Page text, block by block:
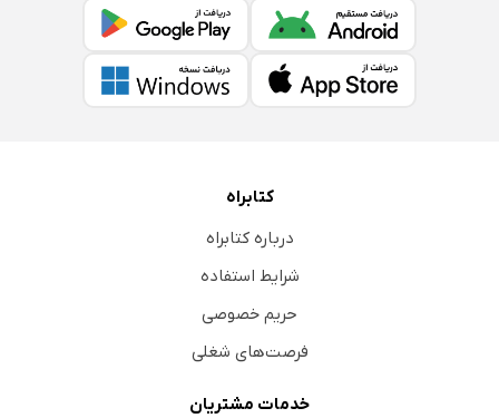
کتابراه
درباره کتابراه
شرایط استفاده
حریم خصوصی
فرصت‌های شغلی
خدمات مشتریان